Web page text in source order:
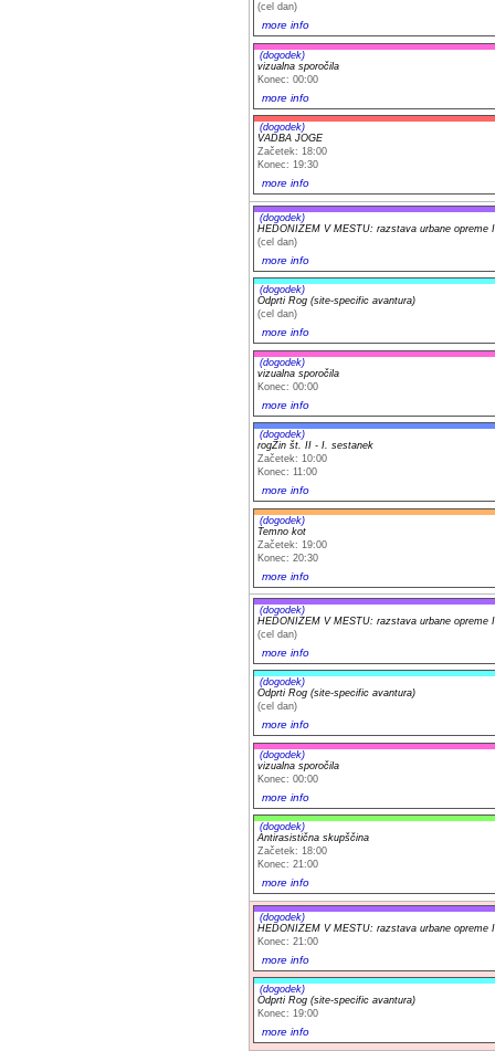
(cel dan)
more info
(dogodek)
vizualna sporočila
Konec: 00:00
more info
(dogodek)
VADBA JOGE
Začetek: 18:00
Konec: 19:30
more info
(dogodek)
HEDONIZEM V MESTU: razstava urbane opreme
(cel dan)
more info
(dogodek)
Odprti Rog (site-specific avantura)
(cel dan)
more info
(dogodek)
vizualna sporočila
Konec: 00:00
more info
(dogodek)
rogZin št. II - I. sestanek
Začetek: 10:00
Konec: 11:00
more info
(dogodek)
Temno kot
Začetek: 19:00
Konec: 20:30
more info
(dogodek)
HEDONIZEM V MESTU: razstava urbane opreme
(cel dan)
more info
(dogodek)
Odprti Rog (site-specific avantura)
(cel dan)
more info
(dogodek)
vizualna sporočila
Konec: 00:00
more info
(dogodek)
Antirasistična skupščina
Začetek: 18:00
Konec: 21:00
more info
(dogodek)
HEDONIZEM V MESTU: razstava urbane opreme
Konec: 21:00
more info
(dogodek)
Odprti Rog (site-specific avantura)
Konec: 19:00
more info